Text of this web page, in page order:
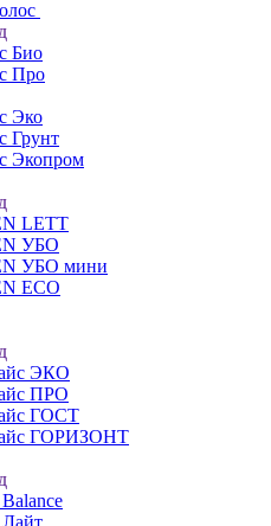
Био
Про
Эко
Грунт
Экопром
LETT
УБО
УБО мини
ECO
ЭКО
ПРО
ГОСТ
ГОРИЗОНТ